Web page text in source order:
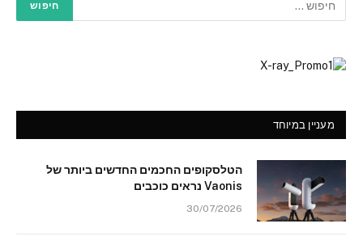
מעניין במיוחד
הטלסקופים החכמים החדשים ביותר של
Vaonis נראים כוכבים
30/07/2026